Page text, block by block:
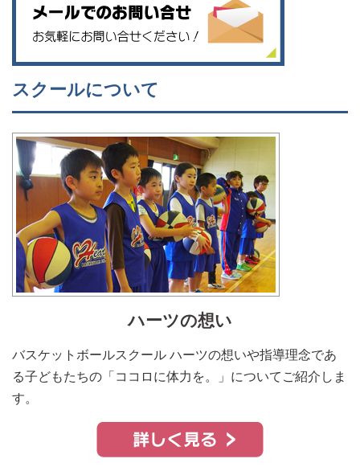
スクールについて
ハーツの想い
バスケットボールスクール ハーツの想いや指導理念であ
る子どもたちの「ココロに体力を。」についてご紹介しま
す。